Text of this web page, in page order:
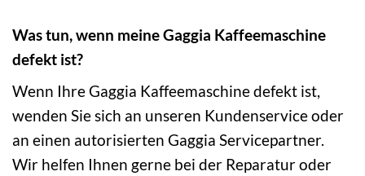
Was tun, wenn meine Gaggia Kaffeemaschine
defekt ist?
Wenn Ihre Gaggia Kaffeemaschine defekt ist,
wenden Sie sich an unseren Kundenservice oder
an einen autorisierten Gaggia Servicepartner.
Wir helfen Ihnen gerne bei der Reparatur oder